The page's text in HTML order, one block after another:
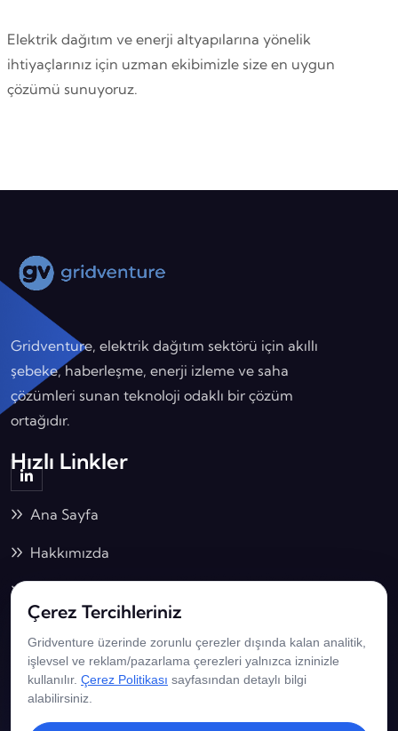
Elektrik dağıtım ve enerji altyapılarına yönelik
ihtiyaçlarınız için uzman ekibimizle size en uygun
çözümü sunuyoruz.
Gridventure, elektrik dağıtım sektörü için akıllı
şebeke, haberleşme, enerji izleme ve saha
çözümleri sunan teknoloji odaklı bir çözüm
ortağıdır.
Hızlı Linkler
Ana Sayfa
Hakkımızda
İletişim Bilgilerimiz
Çerez Tercihleriniz
Gridventure üzerinde zorunlu çerezler dışında kalan analitik,
işlevsel ve reklam/pazarlama çerezleri yalnızca izninizle
kullanılır. Çerez Politikası sayfasından detaylı bilgi
alabilirsiniz.